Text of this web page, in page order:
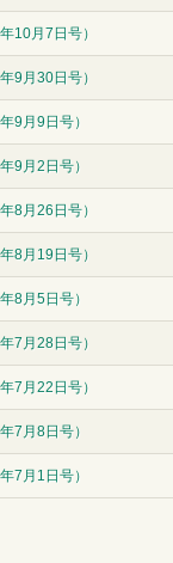
10月7日号）
9月30日号）
9月9日号）
9月2日号）
8月26日号）
8月19日号）
8月5日号）
7月28日号）
7月22日号）
7月8日号）
7月1日号）